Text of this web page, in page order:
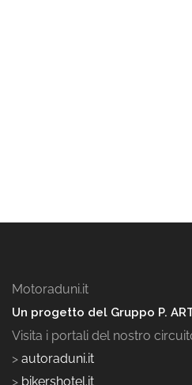
Motoraduni.it
Un progetto del Gruppo P.
Visita i portali del nostro
> autoraduni.it
> bikershotel.it